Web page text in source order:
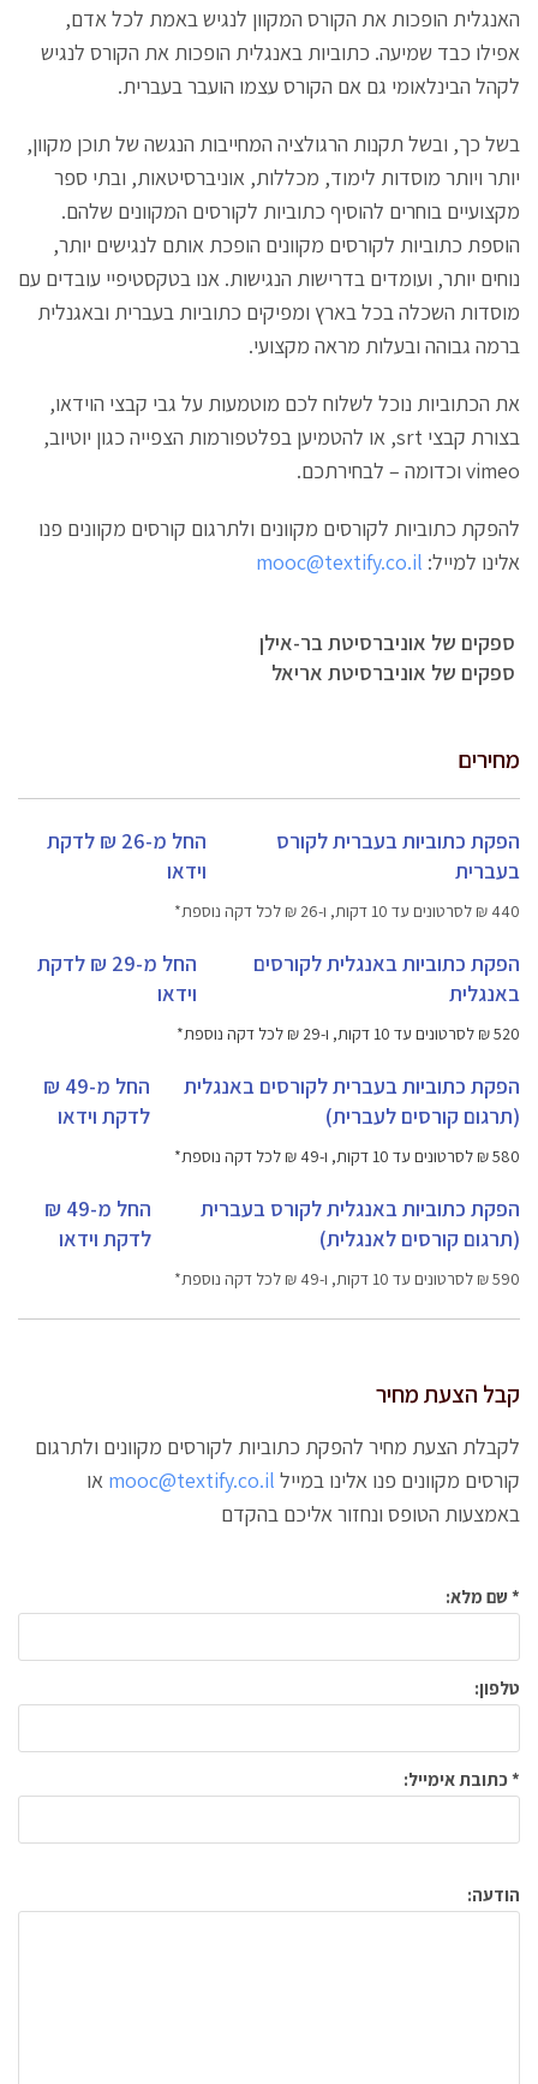
האנגלית הופכות את הקורס המקוון לנגיש באמת לכל אדם,
אפילו כבד שמיעה. כתוביות באנגלית הופכות את הקורס לנגיש
לקהל הבינלאומי גם אם הקורס עצמו הועבר בעברית.
בשל כך, ובשל תקנות הרגולציה המחייבות הנגשה של תוכן מקוון,
יותר ויותר מוסדות לימוד, מכללות, אוניברסיטאות, ובתי ספר
מקצועיים בוחרים להוסיף כתוביות לקורסים המקוונים שלהם.
הוספת כתוביות לקורסים מקוונים הופכת אותם לנגישים יותר,
נוחים יותר, ועומדים בדרישות הנגישות. אנו בטקסטיפיי עובדים עם
מוסדות השכלה בכל בארץ ומפיקים כתוביות בעברית ובאגנלית
ברמה גבוהה ובעלות מראה מקצועי.
את הכתוביות נוכל לשלוח לכם מוטמעות על גבי קבצי הוידאו,
בצורת קבצי srt, או להטמיען בפלטפורמות הצפייה כגון יוטיוב,
vimeo וכדומה – לבחירתכם.
להפקת כתוביות לקורסים מקוונים ולתרגום קורסים מקוונים פנו
אלינו למייל: mooc@textify.co.il
ספקים של אוניברסיטת בר-אילן
ספקים של אוניברסיטת אריאל
מחירים
הפקת כתוביות בעברית לקורס
בעברית
החל מ-26 ₪ לדקת
וידאו
440 ₪ לסרטונים עד 10 דקות, ו-26 ₪ לכל דקה נוספת*
הפקת כתוביות באנגלית לקורסים
באנגלית
החל מ-29 ₪ לדקת
וידאו
520 ₪ לסרטונים עד 10 דקות, ו-29 ₪ לכל דקה נוספת*
הפקת כתוביות בעברית לקורסים באנגלית
(תרגום קורסים לעברית)
החל מ-49 ₪
לדקת וידאו
580 ₪ לסרטונים עד 10 דקות, ו-49 ₪ לכל דקה נוספת*
הפקת כתוביות באנגלית לקורס בעברית
(תרגום קורסים לאנגלית)
החל מ-49 ₪
לדקת וידאו
590 ₪ לסרטונים עד 10 דקות, ו-49 ₪ לכל דקה נוספת*
קבל הצעת מחיר
לקבלת הצעת מחיר להפקת כתוביות לקורסים מקוונים ולתרגום
קורסים מקוונים פנו אלינו במייל mooc@textify.co.il או
באמצעות הטופס ונחזור אליכם בהקדם
* שם מלא:
טלפון:
* כתובת אימייל:
הודעה: